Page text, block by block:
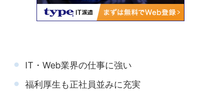
IT・Web業界の仕事に強い
福利厚生も正社員並みに充実